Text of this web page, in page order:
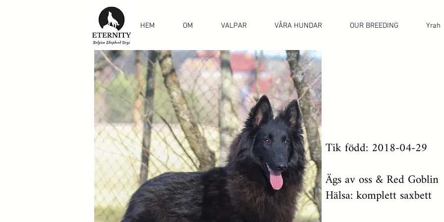
HEM OM VALPAR VÅRA HUNDAR OUR BREEDING Yrah
Tik född: 2018-04-29
Ägs av oss & Red Goblin
Hälsa: komplett saxbett